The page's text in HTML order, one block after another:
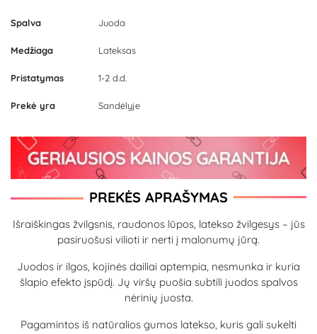
Spalva Juoda
Medžiaga Lateksas
Pristatymas 1-2 d.d.
Prekė yra Sandėlyje
PREKĖS APRAŠYMAS
Išraiškingas žvilgsnis, raudonos lūpos, latekso žvilgesys – jūs
pasiruošusi vilioti ir nerti į malonumų jūrą.
Juodos ir ilgos, kojinės dailiai aptempia, nesmunka ir kuria
šlapio efekto įspūdį. Jų viršų puošia subtili juodos spalvos
nėrinių juosta.
Pagamintos iš natūralios gumos latekso, kuris gali sukelti